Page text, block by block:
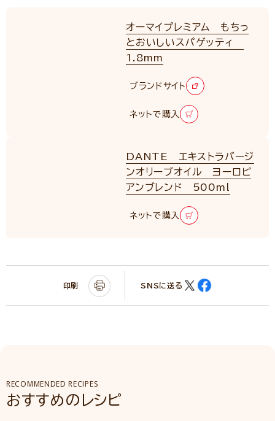
オーマイプレミアム もちっ
とおいしいスパゲッティ
1.8mm
ブランドサイト
ネットで購入
DANTE エキストラバージ
ンオリーブオイル ヨーロピ
アンブレンド 500ml
ネットで購入
印刷 SNSに送る
RECOMMENDED RECIPES
おすすめのレシピ